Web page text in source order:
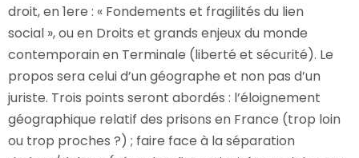
droit, en 1ere : « Fondements et fragilités du lien
social », ou en Droits et grands enjeux du monde
contemporain en Terminale (liberté et sécurité). Le
propos sera celui d’un géographe et non pas d’un
juriste. Trois points seront abordés : l’éloignement
géographique relatif des prisons en France (trop loin
ou trop proches ?) ; faire face à la séparation